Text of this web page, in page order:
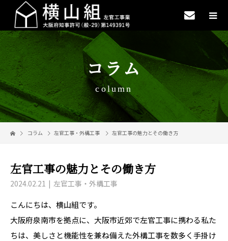
コラム
column
コラム 左官工事・外構工事 左官工事の魅力とその働き方
左官工事の魅力とその働き方
2024.02.21 左官工事・外構工事
こんにちは、横山組です。
大阪府泉南市を拠点に、大阪市近郊で左官工事に携わる私た
ちは、美しさと機能性を兼ね備えた外構工事を数多く手掛け